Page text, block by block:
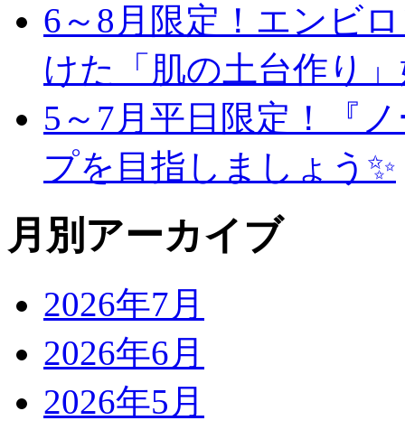
6～8月限定！エンビ
けた「肌の土台作り
5～7月平日限定！『
プを目指しましょう✨
月別アーカイブ
2026年7月
2026年6月
2026年5月